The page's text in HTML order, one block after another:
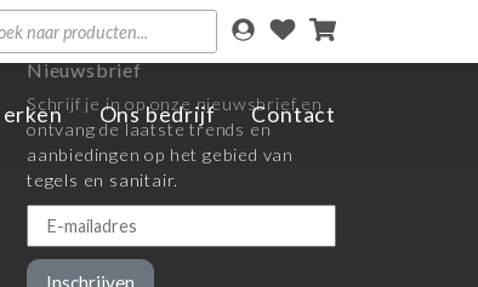
Ons bedrijf Contact
Nieuwsbrief
Schrijf je in op onze nieuwsbrief en
ontvang de laatste trends en
aanbiedingen op het gebied van
tegels en sanitair.
Inschrijven